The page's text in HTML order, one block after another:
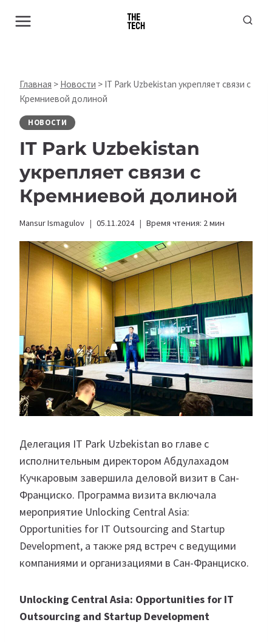
Главная > Новости > IT Park Uzbekistan укрепляет связи с
Кремниевой долиной
НОВОСТИ
IT Park Uzbekistan
укрепляет связи с
Кремниевой долиной
Mansur Ismagulov 05.11.2024 Время чтения: 2мин
Делегация IT Park Uzbekistan во главе с
исполнительным директором Абдулахадом
Кучкаровым завершила деловой визит в Сан-
Франциско. Программа визита включала
мероприятие Unlocking Central Asia:
Opportunities for IT Outsourcing and Startup
Development, а также ряд встреч с ведущими
компаниями и организациями в Сан-Франциско.
Unlocking Central Asia: Opportunities for IT
Outsourcing and Startup Development